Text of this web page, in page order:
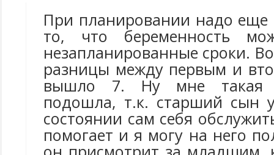
При планировании надо еще
то, что беременность
незапланированные сроки.
разницы между первым и
вышло 7. Ну мне такая
подошла, т.к. старший сын
состоянии сам себя
помогает и я могу на него